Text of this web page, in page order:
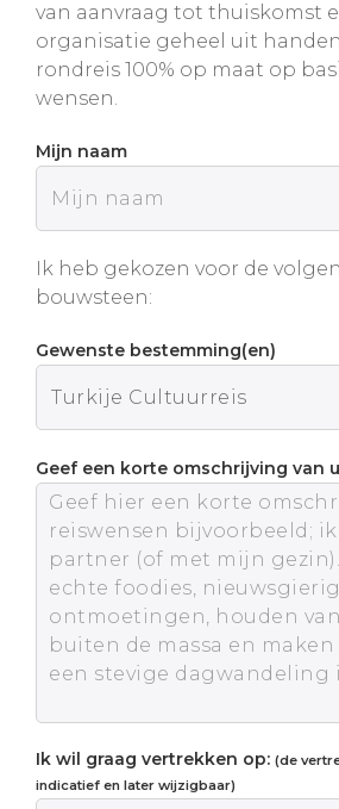
van aanvraag tot thuiskomst
organisatie geheel uit
rondreis 100% op maat op
wensen.
Mijn naam
Ik heb gekozen voor de
bouwsteen:
Gewenste bestemming(en)
Geef een korte omschrijving van
Ik wil graag vertrekken op: (de
indicatief en later wijzigbaar)